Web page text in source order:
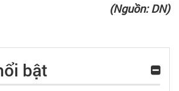
(Nguồn: DN)
bật